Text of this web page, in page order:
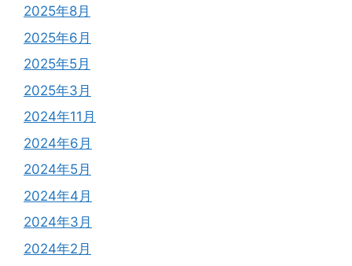
2025年8月
2025年6月
2025年5月
2025年3月
2024年11月
2024年6月
2024年5月
2024年4月
2024年3月
2024年2月